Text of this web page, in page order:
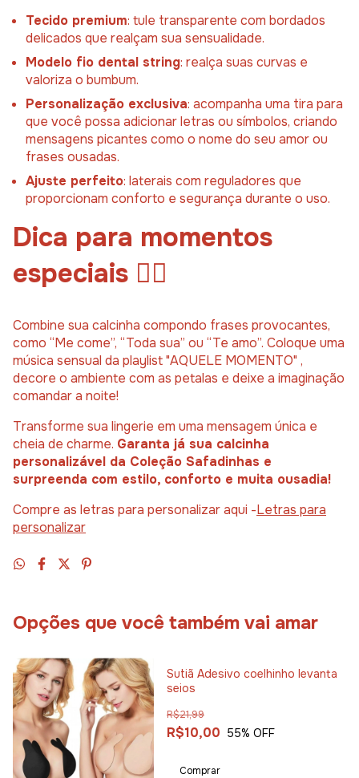
Tecido premium: tule transparente com bordados
delicados que realçam sua sensualidade.
Modelo fio dental string: realça suas curvas e
valoriza o bumbum.
Personalização exclusiva: acompanha uma tira para
que você possa adicionar letras ou símbolos, criando
mensagens picantes como o nome do seu amor ou
frases ousadas.
Ajuste perfeito: laterais com reguladores que
proporcionam conforto e segurança durante o uso.
Dica para momentos
especiais ❤️‍🔥
Combine sua calcinha compondo frases provocantes,
como “Me come”, “Toda sua” ou “Te amo”. Coloque uma
música sensual da playlist "AQUELE MOMENTO" ,
decore o ambiente com as petalas e deixe a imaginação
comandar a noite!
Transforme sua lingerie em uma mensagem única e
cheia de charme. Garanta já sua calcinha
personalizável da Coleção Safadinhas e
surpreenda com estilo, conforto e muita ousadia!
Compre as letras para personalizar aqui -Letras para
personalizar
Opções que você também vai amar
Sutiã Adesivo coelhinho levanta
seios
R$10,00
R$21,99
55% OFF
Comprar